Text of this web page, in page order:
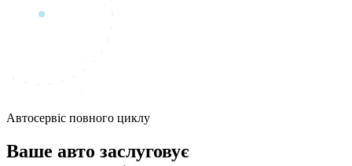
Автосервіс повного циклу
Ваше авто заслуговує